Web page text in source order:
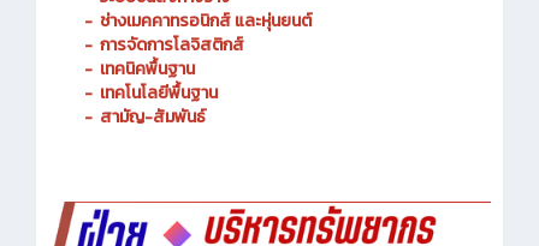
ช่างเทคนิคควบคุม และซ่อมบำรุง
ระบบขนส่งทางราง
- ช่างเมคคาทรอนิกส์ และหุ่นยนต์
- การจัดการโลจิสติกส์
- เทคนิคพื้นฐาน
- เทคโนโลยีพื้นฐาน